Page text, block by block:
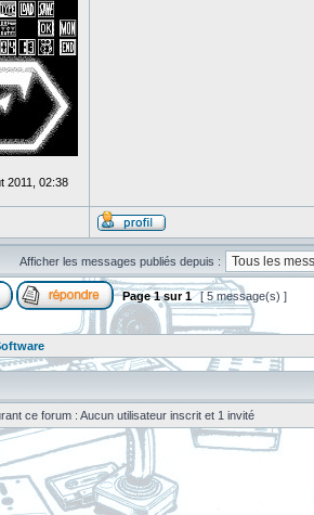
2011, 02:38
Afficher les messages publiés depuis :
Page1sur1 [ 5 message(s) ]
ce forum : Aucun utilisateur inscrit et 1 invité